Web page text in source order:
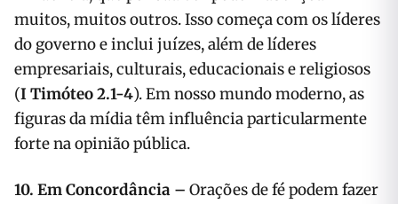
muitos, muitos outros. Isso começa com os líderes
do governo e inclui juízes, além de líderes
empresariais, culturais, educacionais e religiosos
(I Timóteo 2.1-4). Em nosso mundo moderno, as
figuras da mídia têm influência particularmente
forte na opinião pública.
10. Em Concordância – Orações de fé podem fazer